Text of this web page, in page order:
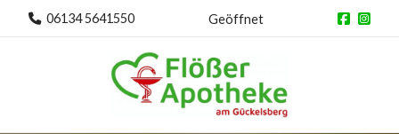
06134 5641550 Geöffnet